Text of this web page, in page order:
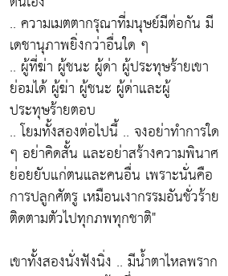
.. ความเมตตากรุณาที่มนุษย์มีต่อกัน มี
เดชานุภาพยิ่งกว่าอื่นใด ๆ
.. ผู้ที่ฆ่า ผู้ชนะ ผู้ด่า ผู้ประทุษร้ายเขา
ย่อมได้ ผู้ฆ่า ผู้ชนะ ผู้ด่าและผู้
ประทุษร้ายตอบ
.. โยมทั้งสองต่อไปนี้ .. จงอย่าทำการใด
ๆ อย่าคิดสั้น และอย่าสร้างความพินาศ
ย่อยยับแก่ตนและคนอื่น เพราะนั่นคือ
การปลูกศัตรู เหมือนเงากรรมอันชั่วร้าย
ติดตามตัวไปทุกภพทุกชาติ"
เขาทั้งสองนั่งฟังนิ่ง .. มีนํ้าตาไหลพราก